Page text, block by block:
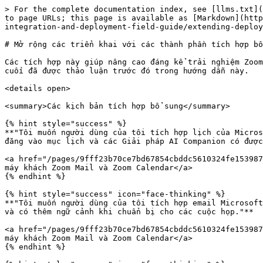
> For the complete documentation index, see [llms.txt](https://library.zoom.com/llms.txt). Markdown versions of documentation pages are available by appending `.md` to page URLs; this page is available as [Markdown](https://library.zoom.com/technical-library/vi/goc-quan-tri-vien/third-party-integrations/zoom-and-microsoft-integration-and-deployment-field-guide/extending-deployments-with-additional-integrations.md).

# Mở rộng các triển khai với các thành phần tích hợp bổ sung

Các tích hợp này giúp nâng cao đáng kể trải nghiệm Zoom Workplace/Microsoft Teams, nhưng không bắt buộc. Chúng được xây dựng dựa trên các tích hợp nền tảng và điểm cuối đã được thảo luận trước đó trong hướng dẫn này.

<details open>

<summary>Các kịch bản tích hợp bổ sung</summary>

{% hint style="success" %}
**"Tôi muốn người dùng của tôi tích hợp lịch của Microsoft Outlook/Exchange với Zoom Mail và Lịch để họ có thêm lợi ích, chẳng hạn như các tài sản sau cuộc họp được đăng vào mục lịch và các Giải pháp AI Companion có được nhiều ngữ cảnh hơn từ các bản tóm tắt cuộc họp trong quá khứ."**

<a href="/pages/9fff23b70ce7bd67854cbddc5610324fe1539870#zoom-mail-and-zoom-calendar-clients" class="button secondary" data-icon="hand-point-right">Truy cập tại đây: máy khách Zoom Mail và Zoom Calendar</a>
{% endhint %}

{% hint style="success" icon="face-thinking" %}
**"Tôi muốn người dùng của tôi tích hợp email Microsoft Outlook/Exchange của họ vào Zoom để họ tận dụng các lợi ích với AI Companion để tóm tắt tin nhắn, soạn trả lời và có thêm ngữ cảnh khi chuẩn bị cho các cuộc họp."**

<a href="/pages/9fff23b70ce7bd67854cbddc5610324fe1539870#zoom-mail-and-zoom-calendar-clients" class="button secondary" data-icon="hand-point-right">Truy cập tại đây: máy khách Zoom Mail và Zoom Calendar</a>
{% endhint %}

{% hint style="success" icon="face-thinking" %}
**"Tôi muốn người dùng của tôi tích hợp OneDrive và SharePoint vào Zoom Workplace để họ có thể:"**

1. **"Chia sẻ màn hình của họ trong các cuộc họp và kéo tệp trực tiếp từ Microsoft để Hiển thị trong chế độ trình bày hoặc cộng tác và;"**
2. **"Chia sẻ các tệp OneDrive và SharePoint trong cuộc trò chuyện, điều này làm cho cuộc họp hấp dẫn hơn và dễ dàng hơn để người tham gia theo dõi."**

<a href="/pages/9fff23b70ce7bd67854cbddc5610324fe1539870#file-sharing-from-onedrive-and-sharepoint" class="button secondary" data-icon="hand-point-right">Đi tới đây: Chia sẻ tệp từ OneDrive và SharePoint: Tốt hơn khi kết hợp</a>
{% endhint %}

</details>

### Khách hàng của Zoom Mail và Zoom Calendar

Tích hợp lịch mang lại những lợi ích đáng chú ý:

1. Tiết kiệm thời gian tìm kiếm tài nguyên từ các cuộc họp trước. Zoom tự động đăng các tài liệu của cuộc họp vào mục lịch sau khi cuộc họp kết thúc, bao gồm: Tóm tắt, Bản ghi, Ghi chú của tôi, Tệp, URL.
2. Cung cấp ngữ cảnh cho Zoom AI Companion (AIC) để tham chiếu nội dung các cuộc họp trước đây nhằm tạo báo cáo và các mục hành động. Quan trọng hơn, giúp AIC chuẩn bị cho bạn cho các cuộc họp sắp tới.
3. ngăn công việc vụn vặt bằng cách cho phép Zoom AI Companion Lên lịch các cuộc họp với mọi người khi họ Đang rảnh.

Các ứng dụng Zoom Mail & Calendar đưa email và lịch hiện có của người dùng trên Microsoft 365 vào ứng dụng Zoom Workplace, tạo ra một